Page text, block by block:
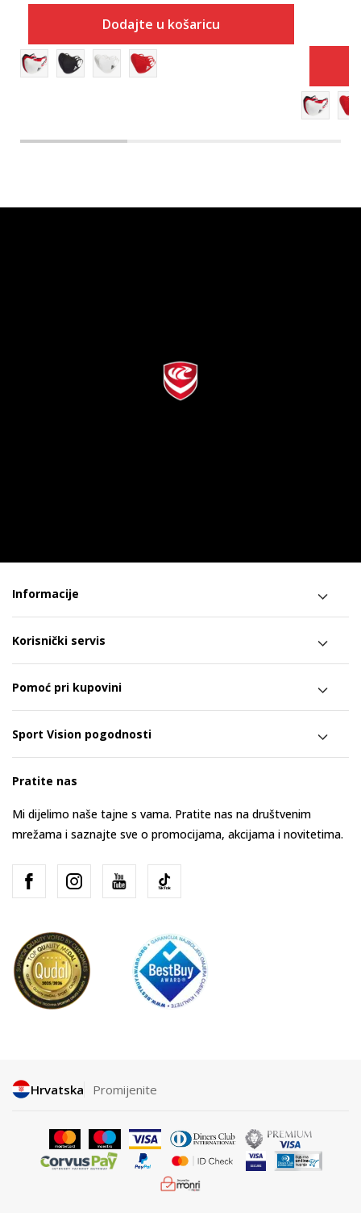
Dodajte u košaricu
Informacije
Korisnički servis
Pomoć pri kupovini
Sport Vision pogodnosti
Pratite nas
Mi dijelimo naše tajne s vama. Pratite nas na društvenim
mrežama i saznajte sve o promocijama, akcijama i novitetima.
Hrvatska Promijenite